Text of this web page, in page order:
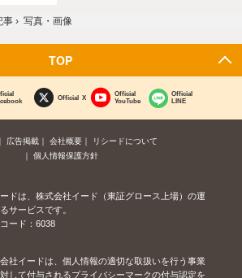
事 › 写真・画像
TOP
Official X
Official
YouTube
Official
LINE
広告掲載 会社概要
リシードについて
個人情報保護方針
ドは、株式会社イード（東証グロース上場）の運
サービスです。
ード：6038
社イードは、個人情報の適切な取扱いを行う事業
して付与されるプライバシーマークの付与認定を